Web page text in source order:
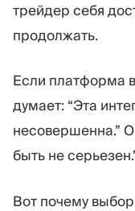
трейдер себя
продолжать.
Если платформа
думает: “Эта
несовершенна.”
быть не
Вот почему